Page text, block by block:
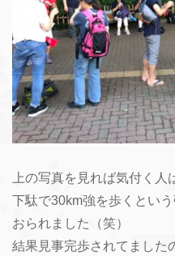
上の写真を見れば気付く
下駄で30km強を歩くとい
おられました（笑）
結果見事完歩されてました